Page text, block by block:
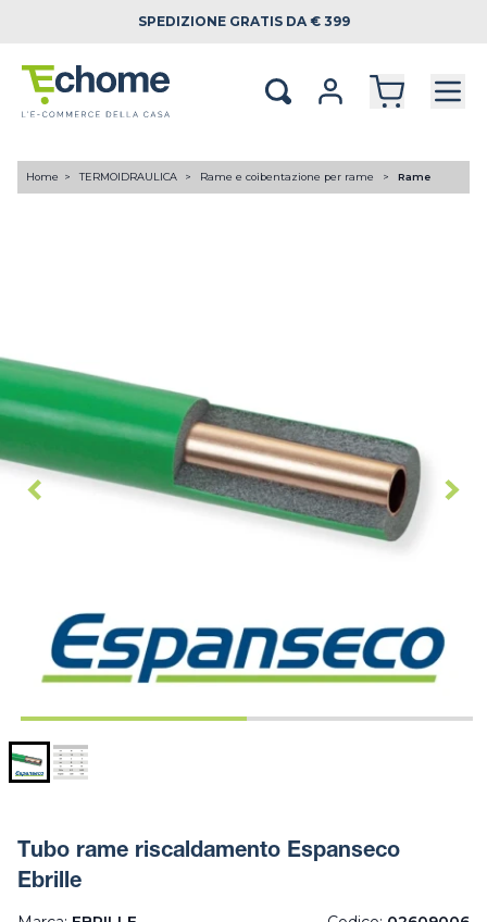
SPEDIZIONE GRATIS DA € 399
Home TERMOIDRAULICA Rame e coibentazione per rame Rame
Tubo rame riscaldamento Espanseco
Ebrille